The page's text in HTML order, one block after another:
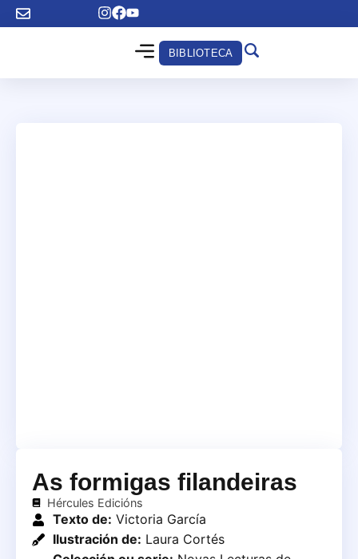
BIBLIOTECA
As formigas filandeiras
Hércules Edicións
Texto de: Victoria García
Ilustración de: Laura Cortés